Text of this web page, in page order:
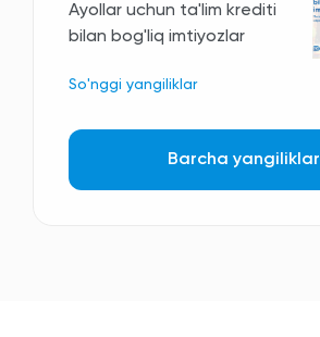
Ayollar uchun ta'lim krediti
bilan bog'liq imtiyozlar
So'nggi yangiliklar
Barcha yangiliklar